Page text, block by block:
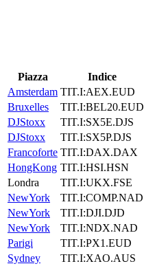
Piazza Indice
Amsterdam TIT.I:AEX.EUD
Bruxelles
TIT.I:BEL20.EUD
DJStoxx
TIT.I:SX5E.DJS
DJStoxx
TIT.I:SX5P.DJS
Francoforte TIT.I:DAX.DAX
HongKong TIT.I:HSI.HSN
Londra
TIT.I:UKX.FSE
NewYork
TIT.I:COMP.NAD
NewYork
TIT.I:DJI.DJD
NewYork
TIT.I:NDX.NAD
Parigi
TIT.I:PX1.EUD
Sydney
TIT.I:XAO.AUS